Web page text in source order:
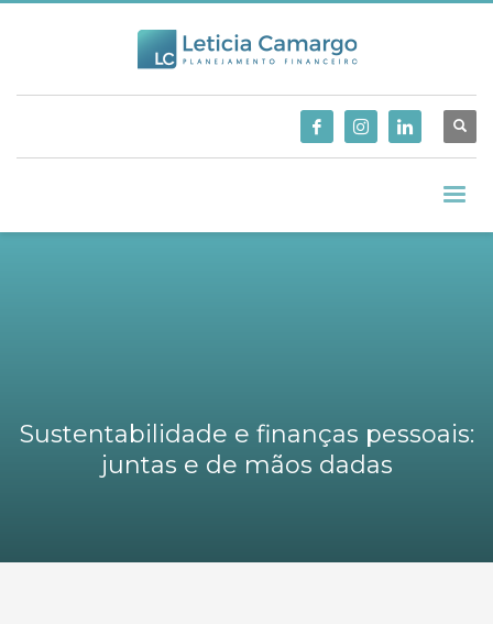
Sustentabilidade e finanças pessoais:
juntas e de mãos dadas